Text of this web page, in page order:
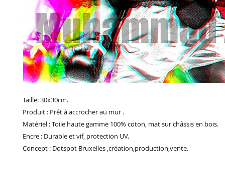
Taille: 30x30cm.
Produit : Prêt à accrocher au mur .
Matériel : Toile haute gamme 100% coton, mat sur châssis en bois.
Encre : Durable et vif, protection UV.
Concept : Dotspot Bruxelles ,création,production,vente.